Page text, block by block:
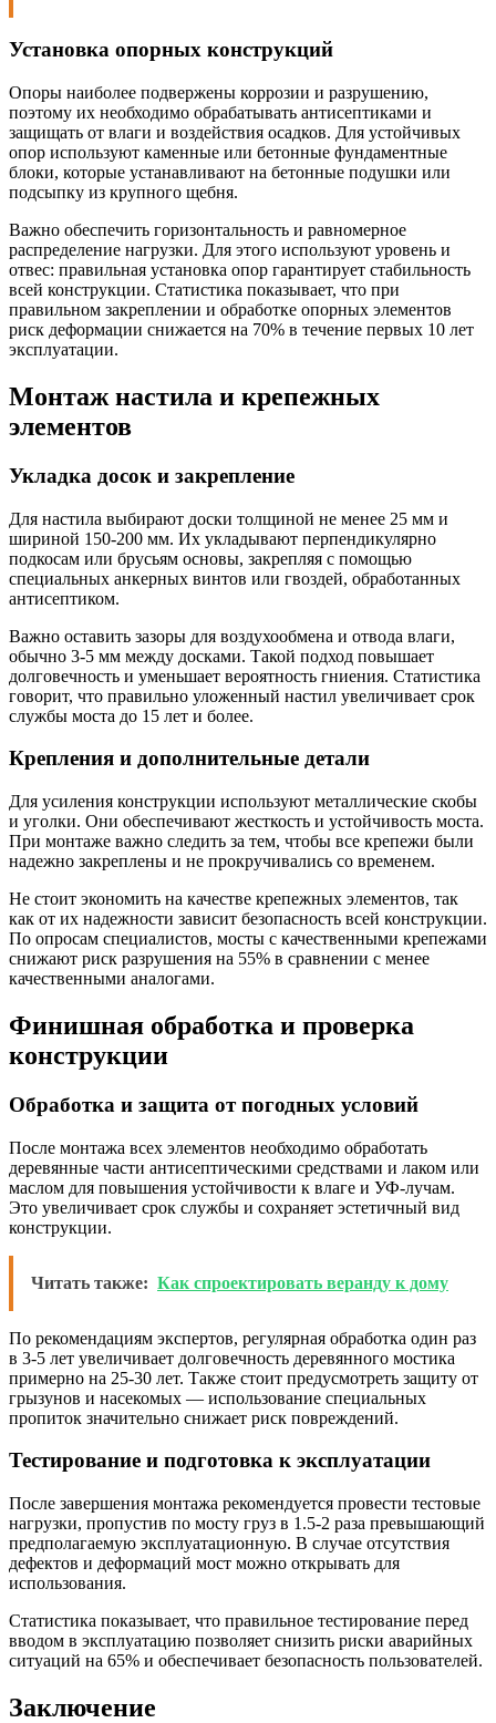
Установка опорных конструкций
Опоры наиболее подвержены коррозии и разрушению,
поэтому их необходимо обрабатывать антисептиками и
защищать от влаги и воздействия осадков. Для устойчивых
опор используют каменные или бетонные фундаментные
блоки, которые устанавливают на бетонные подушки или
подсыпку из крупного щебня.
Важно обеспечить горизонтальность и равномерное
распределение нагрузки. Для этого используют уровень и
отвес: правильная установка опор гарантирует стабильность
всей конструкции. Статистика показывает, что при
правильном закреплении и обработке опорных элементов
риск деформации снижается на 70% в течение первых 10 лет
эксплуатации.
Монтаж настила и крепежных
элементов
Укладка досок и закрепление
Для настила выбирают доски толщиной не менее 25 мм и
шириной 150-200 мм. Их укладывают перпендикулярно
подкосам или брусьям основы, закрепляя с помощью
специальных анкерных винтов или гвоздей, обработанных
антисептиком.
Важно оставить зазоры для воздухообмена и отвода влаги,
обычно 3-5 мм между досками. Такой подход повышает
долговечность и уменьшает вероятность гниения. Статистика
говорит, что правильно уложенный настил увеличивает срок
службы моста до 15 лет и более.
Крепления и дополнительные детали
Для усиления конструкции используют металлические скобы
и уголки. Они обеспечивают жесткость и устойчивость моста.
При монтаже важно следить за тем, чтобы все крепежи были
надежно закреплены и не прокручивались со временем.
Не стоит экономить на качестве крепежных элементов, так
как от их надежности зависит безопасность всей конструкции.
По опросам специалистов, мосты с качественными крепежами
снижают риск разрушения на 55% в сравнении с менее
качественными аналогами.
Финишная обработка и проверка
конструкции
Обработка и защита от погодных условий
После монтажа всех элементов необходимо обработать
деревянные части антисептическими средствами и лаком или
маслом для повышения устойчивости к влаге и УФ-лучам.
Это увеличивает срок службы и сохраняет эстетичный вид
конструкции.
Читать также: Как спроектировать веранду к дому
По рекомендациям экспертов, регулярная обработка один раз
в 3-5 лет увеличивает долговечность деревянного мостика
примерно на 25-30 лет. Также стоит предусмотреть защиту от
грызунов и насекомых — использование специальных
пропиток значительно снижает риск повреждений.
Тестирование и подготовка к эксплуатации
После завершения монтажа рекомендуется провести тестовые
нагрузки, пропустив по мосту груз в 1.5-2 раза превышающий
предполагаемую эксплуатационную. В случае отсутствия
дефектов и деформаций мост можно открывать для
использования.
Статистика показывает, что правильное тестирование перед
вводом в эксплуатацию позволяет снизить риски аварийных
ситуаций на 65% и обеспечивает безопасность пользователей.
Заключение